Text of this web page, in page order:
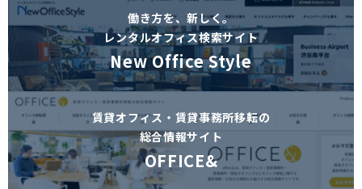
働き方を、新しく。
レンタルオフィス検索サイト
New Office Style
賃貸オフィス・賃貸事務所移転の
総合情報サイト
OFFICE&